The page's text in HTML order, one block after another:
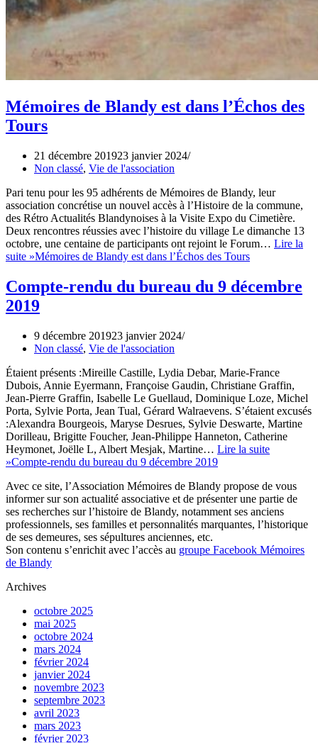
Mémoires de Blandy est dans l’Échos des
Tours
21 décembre 201923 janvier 2024
Non classé, Vie de l'association
Pari tenu pour les 95 adhérents de Mémoires de Blandy, leur
association concrétise un nouvel accès à l’Histoire de la commune,
des Rétro Actualités Blandynoises à la Visite Expo du Cimetière.
Deux rencontres réussies avec l’histoire du village Le dimanche 13
octobre, une centaine de participants ont rejoint le Forum… Lire la
suite »Mémoires de Blandy est dans l’Échos des Tours
Compte-rendu du bureau du 9 décembre
2019
9 décembre 201923 janvier 2024
Non classé, Vie de l'association
Étaient présents :Mireille Castille, Lydia Debar, Marie-France
Dubois, Annie Eyermann, Françoise Gaudin, Christiane Graffin,
Jean-Pierre Graffin, Isabelle Le Guellaud, Dominique Loze, Michel
Porta, Sylvie Porta, Jean Tual, Gérard Walraevens. S’étaient excusés
:Alexandra Bourgeois, Maryse Desrues, Sylvie Deswarte, Martine
Dorilleau, Brigitte Foucher, Jean-Philippe Hanneton, Catherine
Heymonet, Joëlle L, Albert Mesjak, Martine… Lire la suite
»Compte-rendu du bureau du 9 décembre 2019
Avec ce site, l’Association Mémoires de Blandy propose de vous
informer sur son actualité associative et de présenter une partie de
ses recherches sur l’histoire de Blandy, notamment ses anciens
professionnels, ses familles et personnalités marquantes, l’historique
de ses demeures, ses sépultures anciennes, etc.
Son contenu s’enrichit avec l’accès au groupe Facebook Mémoires
de Blandy
Archives
octobre 2025
mai 2025
octobre 2024
mars 2024
février 2024
janvier 2024
novembre 2023
septembre 2023
avril 2023
mars 2023
février 2023